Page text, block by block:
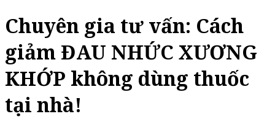
Chuyên gia tư vấn: Cách
giảm ĐAU NHỨC XƯƠNG
KHỚP không dùng thuốc
tại nhà!